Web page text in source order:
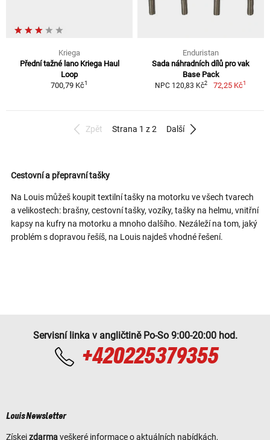
Kriega
Přední tažné lano Kriega Haul
Loop
700,79 Kč1
Enduristan
Sada náhradních dílů pro vak
Base Pack
NPC 120,83 Kč2 72,25 Kč1
Zpět Strana 1 z 2 Další
Cestovní a přepravní tašky
Na Louis můžeš koupit textilní tašky na motorku ve všech tvarech
a velikostech: brašny, cestovní tašky, vozíky, tašky na helmu, vnitřní
kapsy na kufry na motorku a mnoho dalšího. Nezáleží na tom, jaký
problém s dopravou řešíš, na Louis najdeš vhodné řešení.
Servisní linka v angličtině Po-So 9:00-20:00 hod.
+420225379355
Louis Newsletter
Získejzdarmaveškeré informace o aktuálních nabídkách,